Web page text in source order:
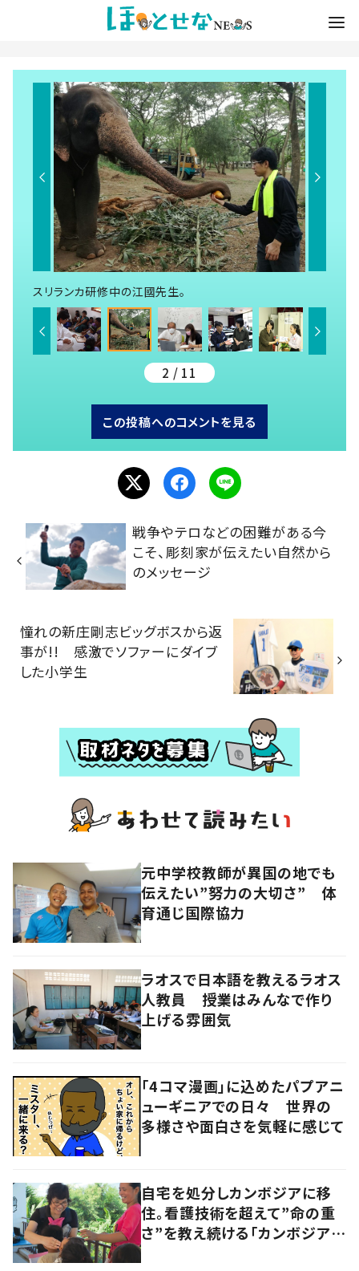
スリランカ研修中の江國先生。
2 / 11
この投稿へのコメントを見る
戦争やテロなどの困難がある今
こそ、彫刻家が伝えたい自然から
のメッセージ
憧れの新庄剛志ビッグボスから返
事が!! 感激でソファーにダイブ
した小学生
元中学校教師が異国の地でも
伝えたい”努力の大切さ” 体
育通じ国際協力
ラオスで日本語を教えるラオス
人教員 授業はみんなで作り
上げる雰囲気
「4コマ漫画」に込めたパプアニ
ューギニアでの日々 世界の
多様さや面白さを気軽に感じて
自宅を処分しカンボジアに移
住。看護技術を超えて”命の重
さ”を教え続ける「カンボジアを